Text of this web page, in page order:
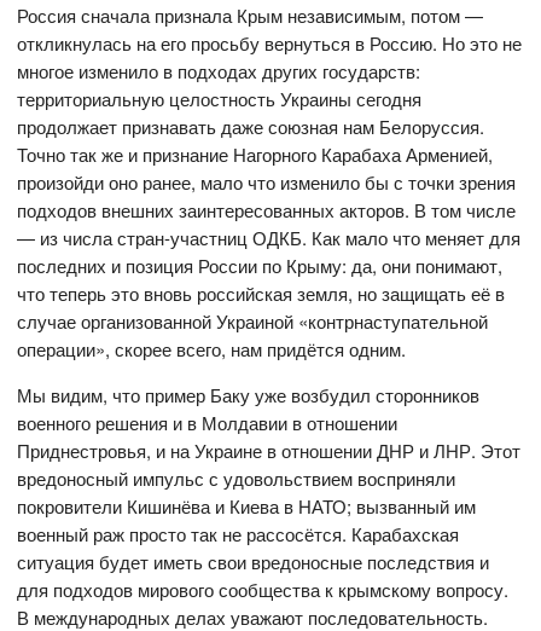
Россия сначала признала Крым независимым, потом —
откликнулась на его просьбу вернуться в Россию. Но это не
многое изменило в подходах других государств:
территориальную целостность Украины сегодня
продолжает признавать даже союзная нам Белоруссия.
Точно так же и признание Нагорного Карабаха Арменией,
произойди оно ранее, мало что изменило бы с точки зрения
подходов внешних заинтересованных акторов. В том числе
— из числа стран-участниц ОДКБ. Как мало что меняет для
последних и позиция России по Крыму: да, они понимают,
что теперь это вновь российская земля, но защищать её в
случае организованной Украиной «контрнаступательной
операции», скорее всего, нам придётся одним.
Мы видим, что пример Баку уже возбудил сторонников
военного решения и в Молдавии в отношении
Приднестровья, и на Украине в отношении ДНР и ЛНР. Этот
вредоносный импульс с удовольствием восприняли
покровители Кишинёва и Киева в НАТО; вызванный им
военный раж просто так не рассосётся. Карабахская
ситуация будет иметь свои вредоносные последствия и
для подходов мирового сообщества к крымскому вопросу.
В международных делах уважают последовательность.